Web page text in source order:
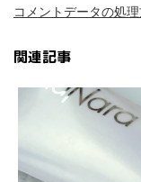
コメントデータの処
関連記事